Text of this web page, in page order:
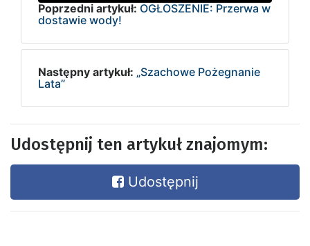
Poprzedni artykuł: OGŁOSZENIE: Przerwa w
dostawie wody!
Następny artykuł: „Szachowe Pożegnanie
Lata”
Udostępnij ten artykuł znajomym:
Udostępnij